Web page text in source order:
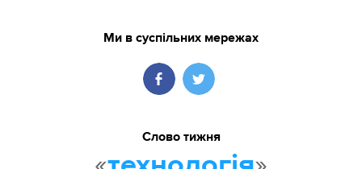
Ми в суспільних мережах
Слово тижня